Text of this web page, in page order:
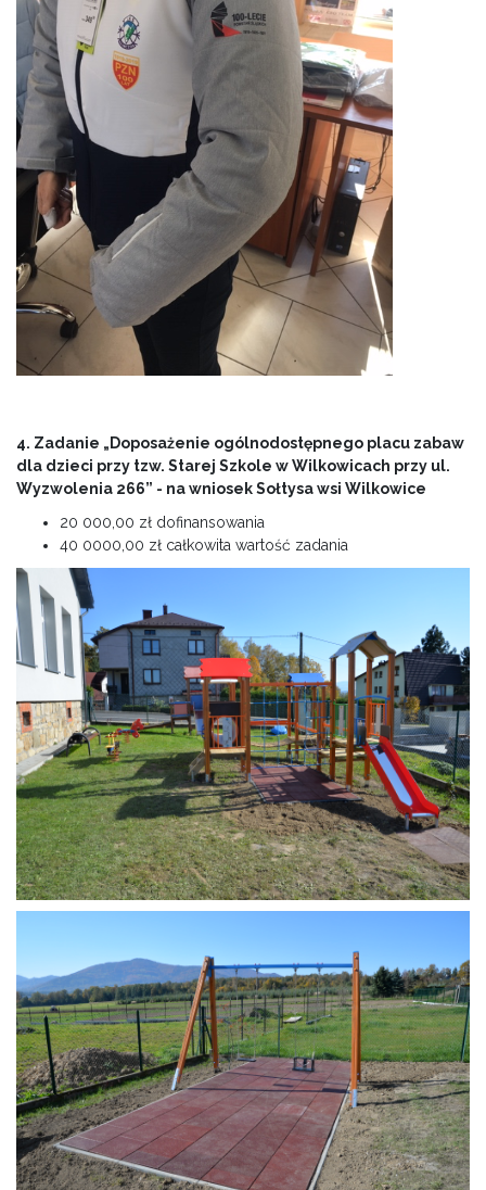
4. Zadanie „Doposażenie ogólnodostępnego placu zabaw
dla dzieci przy tzw. Starej Szkole w Wilkowicach przy ul.
Wyzwolenia 266” - na wniosek Sołtysa wsi Wilkowice
20 000,00 zł dofinansowania
40 0000,00 zł całkowita wartość zadania